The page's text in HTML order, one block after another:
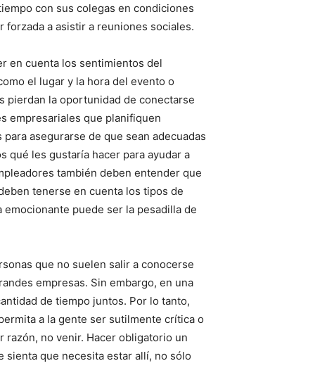
con sus colegas en condiciones
forzada a asistir a reuniones sociales.
en cuenta los sentimientos del
el lugar y la hora del evento o
pierdan la oportunidad de conectarse
empresariales que planifiquen
asegurarse de que sean adecuadas
qué les gustaría hacer para ayudar a
también deben entender que
tenerse en cuenta los tipos de
puede ser la pesadilla de
que no suelen salir a conocerse
empresas. Sin embargo, en una
de tiempo juntos. Por lo tanto,
a la gente ser sutilmente crítica o
no venir. Hacer obligatorio un
sienta que necesita estar allí, no sólo